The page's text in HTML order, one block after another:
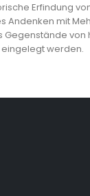
Erfindung
Andenken mit
von
werden.